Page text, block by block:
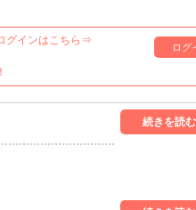
グインはこちら⇒
ログ